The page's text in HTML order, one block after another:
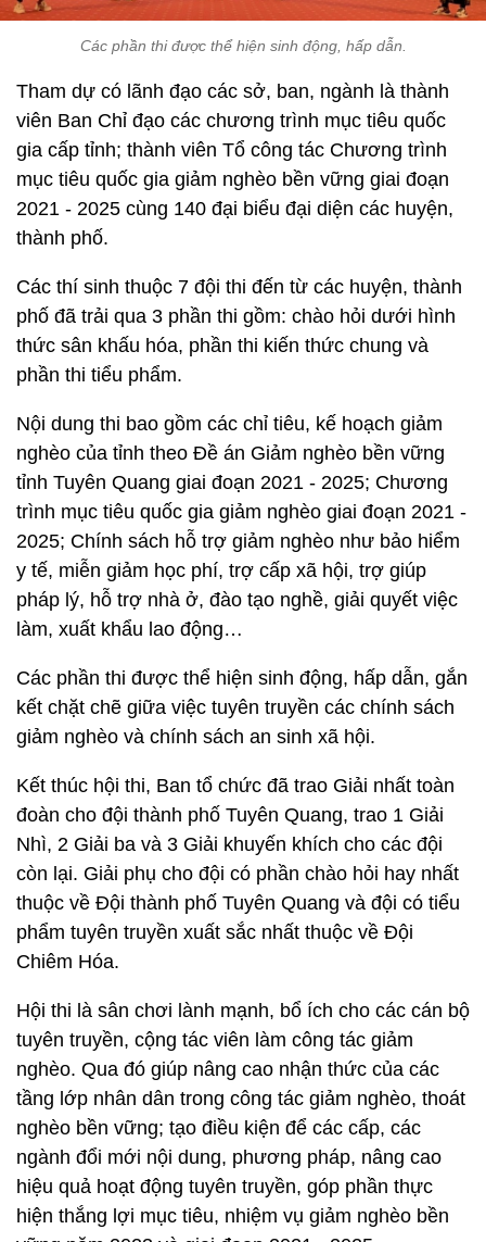
Các phần thi được thể hiện sinh động, hấp dẫn.
Tham dự có lãnh đạo các sở, ban, ngành là thành
viên Ban Chỉ đạo các chương trình mục tiêu quốc
gia cấp tỉnh; thành viên Tổ công tác Chương trình
mục tiêu quốc gia giảm nghèo bền vững giai đoạn
2021 - 2025 cùng 140 đại biểu đại diện các huyện,
thành phố.
Các thí sinh thuộc 7 đội thi đến từ các huyện, thành
phố đã trải qua 3 phần thi gồm: chào hỏi dưới hình
thức sân khấu hóa, phần thi kiến thức chung và
phần thi tiểu phẩm.
Nội dung thi bao gồm các chỉ tiêu, kế hoạch giảm
nghèo của tỉnh theo Đề án Giảm nghèo bền vững
tỉnh Tuyên Quang giai đoạn 2021 - 2025; Chương
trình mục tiêu quốc gia giảm nghèo giai đoạn 2021 -
2025; Chính sách hỗ trợ giảm nghèo như bảo hiểm
y tế, miễn giảm học phí, trợ cấp xã hội, trợ giúp
pháp lý, hỗ trợ nhà ở, đào tạo nghề, giải quyết việc
làm, xuất khẩu lao động…
Các phần thi được thể hiện sinh động, hấp dẫn, gắn
kết chặt chẽ giữa việc tuyên truyền các chính sách
giảm nghèo và chính sách an sinh xã hội.
Kết thúc hội thi, Ban tổ chức đã trao Giải nhất toàn
đoàn cho đội thành phố Tuyên Quang, trao 1 Giải
Nhì, 2 Giải ba và 3 Giải khuyến khích cho các đội
còn lại. Giải phụ cho đội có phần chào hỏi hay nhất
thuộc về Đội thành phố Tuyên Quang và đội có tiểu
phẩm tuyên truyền xuất sắc nhất thuộc về Đội
Chiêm Hóa.
Hội thi là sân chơi lành mạnh, bổ ích cho các cán bộ
tuyên truyền, cộng tác viên làm công tác giảm
nghèo. Qua đó giúp nâng cao nhận thức của các
tầng lớp nhân dân trong công tác giảm nghèo, thoát
nghèo bền vững; tạo điều kiện để các cấp, các
ngành đổi mới nội dung, phương pháp, nâng cao
hiệu quả hoạt động tuyên truyền, góp phần thực
hiện thắng lợi mục tiêu, nhiệm vụ giảm nghèo bền